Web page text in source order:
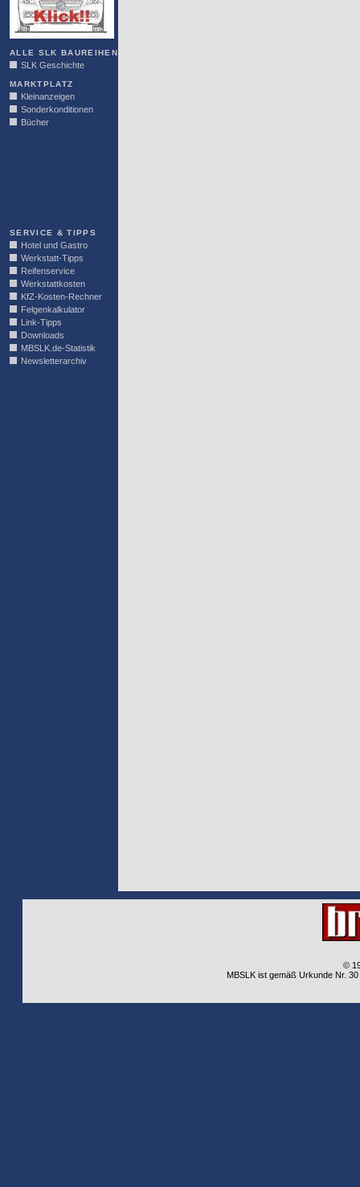
ALLE SLK BAUREIHEN
SLK Geschichte
MARKTPLATZ
Kleinanzeigen
Sonderkonditionen
Bücher
SERVICE & TIPPS
Hotel und Gastro
Werkstatt-Tipps
Reifenservice
Werkstattkosten
KfZ-Kosten-Rechner
Felgenkalkulator
Link-Tipps
Downloads
MBSLK.de-Statistik
Newsletterarchiv
©
MBSLK ist gemäß Urkunde Nr.